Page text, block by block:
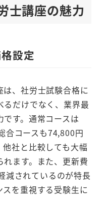
士講座の魅力
設定
、社労士試験合格に
だけでなく、業界最
す。通常コースは
合コースも74,800円
他社と比較しても大幅
ます。また、更新費
減されているのが特長
を重視する受験生に